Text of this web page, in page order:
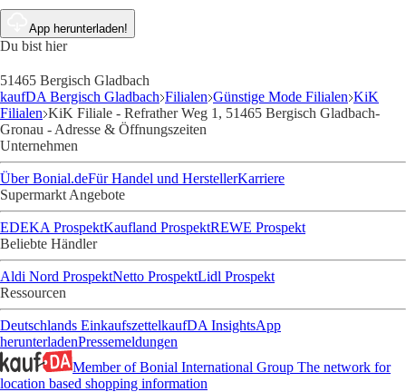
App herunterladen!
Du bist hier
51465 Bergisch Gladbach
kaufDA Bergisch Gladbach Filialen Günstige Mode Filialen KiK
Filialen KiK Filiale - Refrather Weg 1, 51465 Bergisch Gladbach-
Gronau - Adresse & Öffnungszeiten
Unternehmen
Über Bonial.deFür Handel und HerstellerKarriere
Supermarkt Angebote
EDEKA ProspektKaufland ProspektREWE Prospekt
Beliebte Händler
Aldi Nord ProspektNetto ProspektLidl Prospekt
Ressourcen
Deutschlands EinkaufszettelkaufDA InsightsApp
herunterladenPressemeldungen
Member of Bonial International Group The network for
location based shopping information